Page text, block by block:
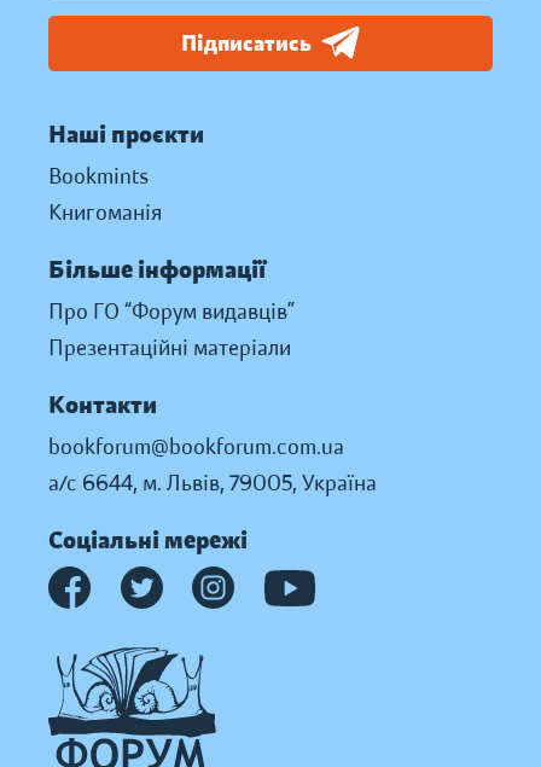
Підписатись
Наші проєкти
Bookmints
Книгоманія
Більше інформації
Про ГО “Форум видавців”
Презентаційні матеріали
Контакти
bookforum@bookforum.com.ua
а/с 6644, м. Львів, 79005, Україна
Соціальні мережі